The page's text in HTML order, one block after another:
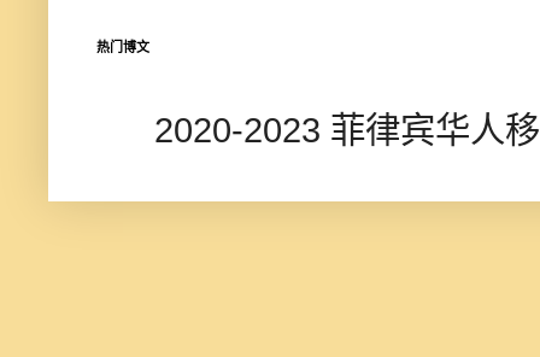
热门博文
2020-2023 菲律宾华人